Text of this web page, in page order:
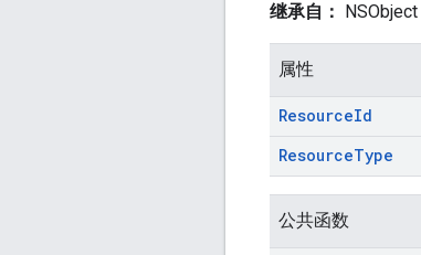
继承自： NSObject
属性
ResourceId
ResourceType
公共函数